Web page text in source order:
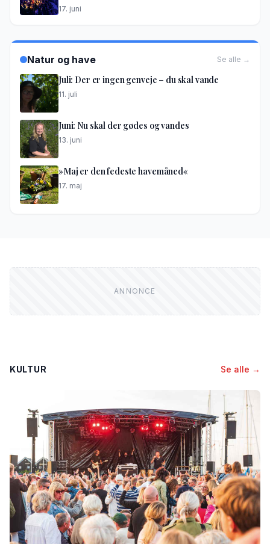
17. juni
Natur og have Se alle →
Juli: Der er ingen genveje – du skal vande
11. juli
Juni: Nu skal der gødes og vandes
13. juni
»Maj er den fedeste havemåned«
17. maj
KULTUR Se alle →